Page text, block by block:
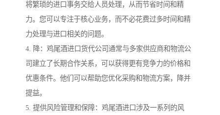
将繁琐的进口事务交给人员处理，从而节省时间和精
力。您可以专注于核心业务，而不必花费过多时间和精
力处理与进口相关的问题。
4. 降：鸡尾酒进口货代公司通常与多家供应商和物流公
司建立了长期合作关系，可以获得更有竞争力的价格和
优惠条件。他们可以帮助您优化采购和物流方案，降并
提益。
5. 提供风险管理和保障：鸡尾酒进口涉及一系列的风